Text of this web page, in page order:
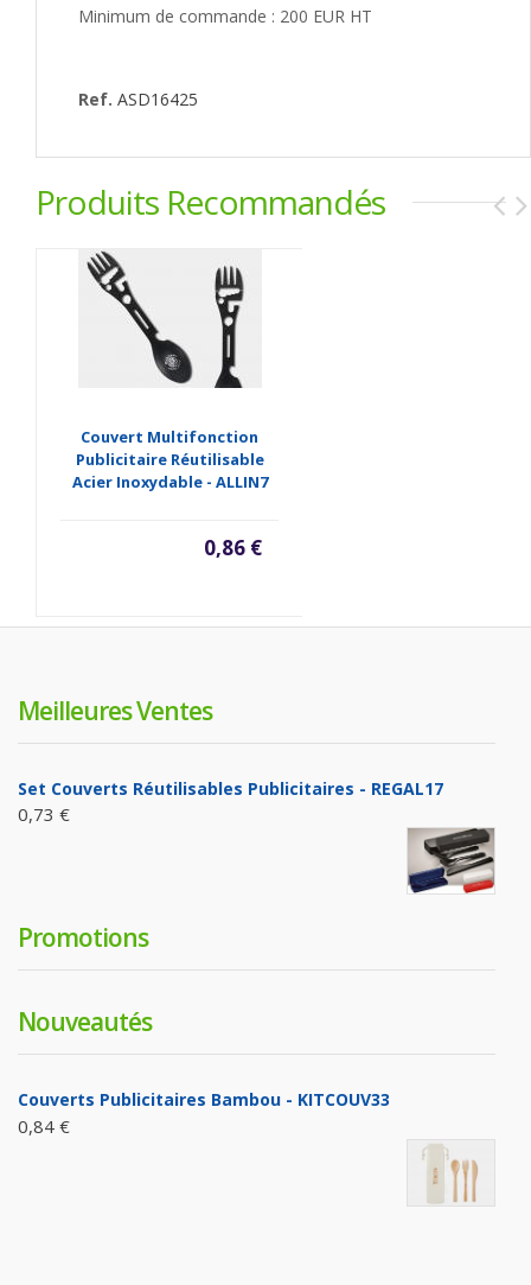
Minimum de commande : 200 EUR HT
Ref. ASD16425
Produits Recommandés
Couvert Multifonction
Publicitaire Réutilisable
Acier Inoxydable - ALLIN7
0,86 €
Meilleures Ventes
Set Couverts Réutilisables Publicitaires - REGAL17
0,73 €
Promotions
Nouveautés
Couverts Publicitaires Bambou - KITCOUV33
0,84 €